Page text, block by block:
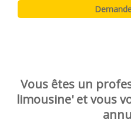
Vous êtes un
limousine' et vous